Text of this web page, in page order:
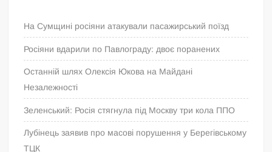
На Сумщині росіяни атакували пасажирський поїзд
Росіяни вдарили по Павлограду: двоє поранених
Останній шлях Олексія Юкова на Майдані
Незалежності
Зеленський: Росія стягнула під Москву три кола ППО
Лубінець заявив про масові порушення у Берегівському
ТЦК